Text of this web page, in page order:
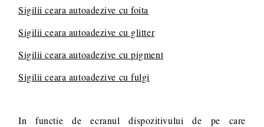
Sigilii ceara autoadezive cu foita
Sigilii ceara autoadezive cu glitter
Sigilii ceara autoadezive cu pigment
Sigilii ceara autoadezive cu fulgi
In functie de ecranul dispozitivului de pe care